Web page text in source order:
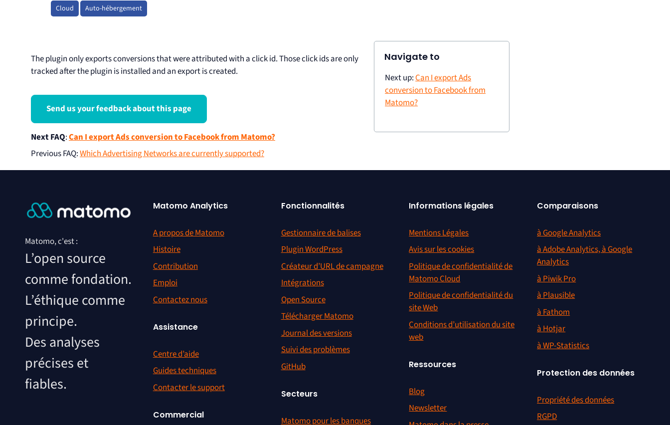
Cloud Auto-hébergement
The plugin only exports conversions that were attributed with a click id. Those click ids are only
tracked after the plugin is installed and an export is created.
Send us your feedback about this page
Next FAQ:Can I export Ads conversion to Facebook from Matomo?
Previous FAQ:Which Advertising Networks are currently supported?
Navigate to
Next up:Can I export Ads
conversion to Facebook from
Matomo?
Matomo, c'est :
L’open source
comme fondation.
L’éthique comme
principe.
Des analyses
précises et
fiables.
Matomo Analytics
A propos de Matomo
Histoire
Contribution
Emploi
Contactez nous
Assistance
Centre d’aide
Guides techniques
Contacter le support
Commercial
Fonctionnalités
Gestionnaire de balises
Plugin WordPress
Créateur d’URL de campagne
Intégrations
Open Source
Télécharger Matomo
Journal des versions
Suivi des problèmes
GitHub
Secteurs
Matomo pour les banques
Informations légales
Mentions Légales
Avis sur les cookies
Politique de confidentialité de
Matomo Cloud
Politique de confidentialité du
site Web
Conditions d’utilisation du site
web
Ressources
Blog
Newsletter
Comparaisons
à Google Analytics
à Adobe Analytics, à Google
Analytics
à Piwik Pro
à Plausible
à Fathom
à Hotjar
à WP-Statistics
Protection des données
Propriété des données
RGPD